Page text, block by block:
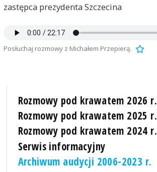
zastępca prezydenta Szczecina
Posłuchaj rozmowy z Michałem Przepierą.
Rozmowy pod krawatem 2026 r.
Rozmowy pod krawatem 2025 r.
Rozmowy pod krawatem 2024 r.
Serwis informacyjny
Archiwum audycji 2006-2023 r.